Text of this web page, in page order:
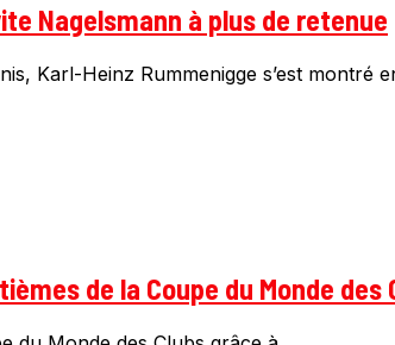
Nagelsmann à plus de retenue
Karl-Heinz Rummenigge s’est montré
de la Coupe du Monde des